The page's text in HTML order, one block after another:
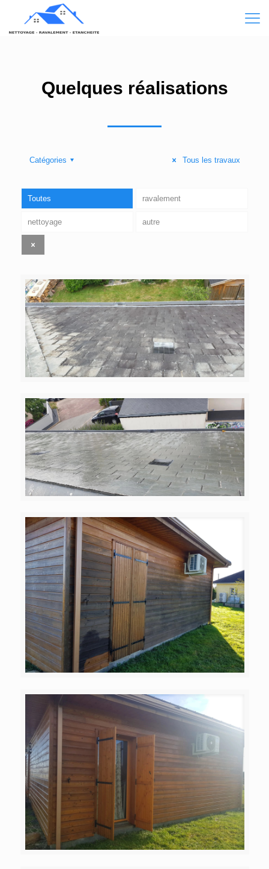
Quelques réalisations
Catégories Tous les travaux
Toutes ravalement
nettoyage autre